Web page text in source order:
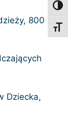
800
Dziecka,